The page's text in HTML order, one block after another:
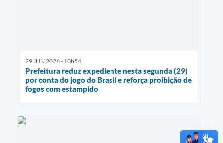
29 JUN 2026 - 10h54
Prefeitura reduz expediente nesta segunda (29)
por conta do jogo do Brasil e reforça proibição de
fogos com estampido